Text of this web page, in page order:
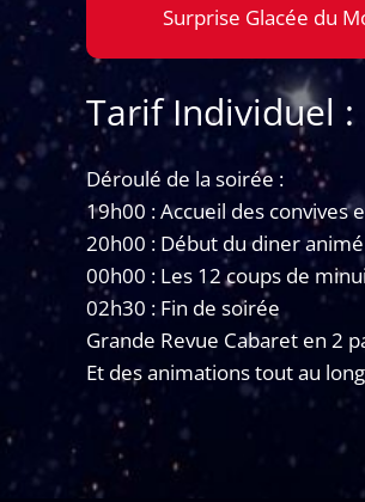
Surprise Glacée du
Tarif Individuel
Déroulé de la soirée :
19h00 : Accueil des convives
20h00 : Début du diner animé
00h00 : Les 12 coups de
02h30 : Fin de soirée
Grande Revue Cabaret en 2
Et des animations tout au